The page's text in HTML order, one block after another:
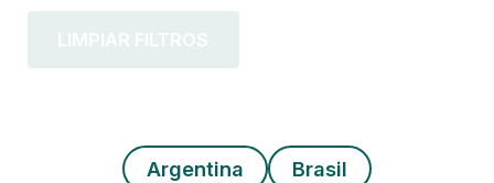
LIMPIAR FILTROS
Argentina
Brasil